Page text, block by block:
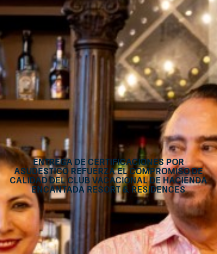
Entrega de Certificaciones por
ASUDESTICO Refuerza el Compromiso de
Calidad del Club Vacacional de Hacienda
Encantada Resort & Residences